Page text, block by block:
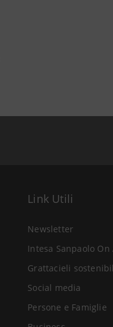
Link Utili
Newsletter
Intesa Sanpaolo On
Grattacieli
Social media
Persone e Famiglie